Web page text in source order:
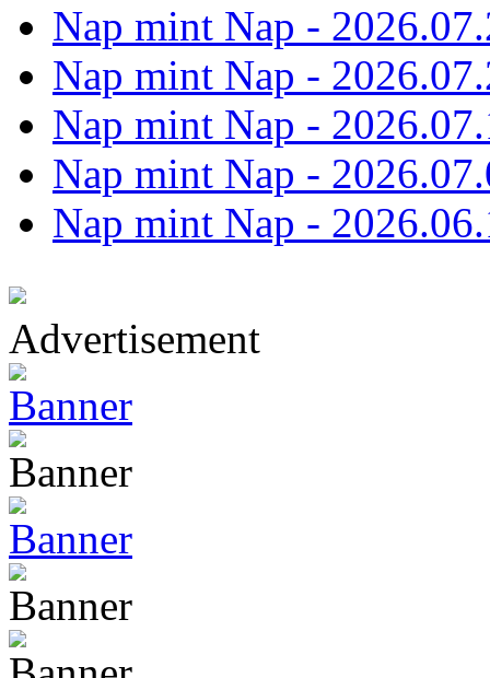
Nap mint Nap -
Nap mint Nap -
Nap mint Nap -
Nap mint Nap -
Nap mint Nap -
Advertisement